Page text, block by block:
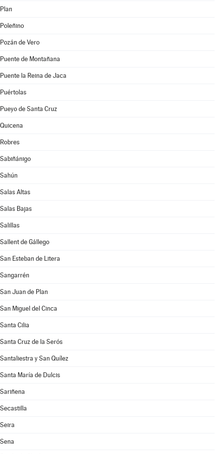
Plan
Poleñino
Pozán de Vero
Puente de Montañana
Puente la Reina de Jaca
Puértolas
Pueyo de Santa Cruz
Quicena
Robres
Sabiñánigo
Sahún
Salas Altas
Salas Bajas
Salillas
Sallent de Gállego
San Esteban de Litera
Sangarrén
San Juan de Plan
San Miguel del Cinca
Santa Cilia
Santa Cruz de la Serós
Santaliestra y San Quílez
Santa María de Dulcis
Sariñena
Secastilla
Seira
Sena